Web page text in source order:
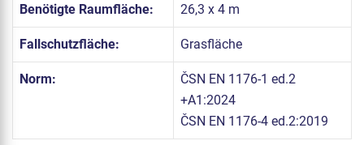
Benötigte Raumfläche: 26,3 x 4 m
Fallschutzfläche: Grasfläche
Norm:
ČSN EN 1176-1 ed.2
+A1:2024
ČSN EN 1176-4 ed.2:2019